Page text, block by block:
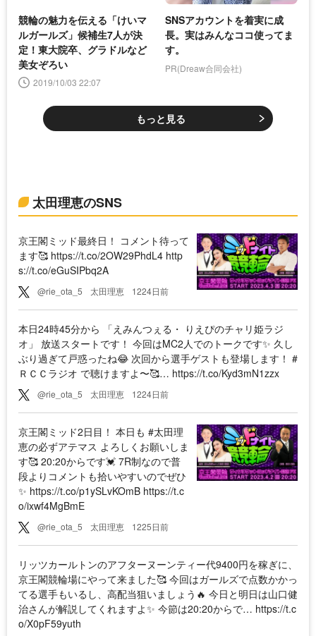
競輪の魅力を伝える「けいマ
ルガールズ」候補生7人が決
定！東大院卒、グラドルなど
美女ぞろい
2019/10/03 22:07
SNSアカウントを着実に成
長。実はみんなココ使ってま
す。
PR(Dreaw合同会社)
もっと見る
太田理恵のSNS
京王閣ミッド最終日！ コメント待って
ます🥰 https://t.co/2OW29PhdL4 http
s://t.co/eGuSIPbq2A
@rie_ota_5 太田理恵 1224日前
本日24時45分から 「えみんつぇる・ りえぴのチャリ姫ラジ
オ」 放送スタートです！ 今回はMC2人でのトークです✨ 久し
ぶり過ぎて戸惑ったね😂 次回から選手ゲストも登場します！ #
ＲＣＣラジオ で聴けますよ〜🥰… https://t.co/Kyd3mN1zzx
@rie_ota_5 太田理恵 1224日前
京王閣ミッド2日目！ 本日も #太田理
恵の必ずアテマス よろしくお願いしま
す🥰 20:20からです💓 7R制なので普
段よりコメントも拾いやすいのでぜひ
✨ https://t.co/p1ySLvKOmB https://t.c
o/ixwf4MgBmE
@rie_ota_5 太田理恵 1225日前
リッツカールトンのアフターヌーンティー代9400円を稼ぎに、
京王閣競輪場にやって来ました🥰 今回はガールズで点数かかっ
てる選手もいるし、高配当狙いましょう🔥 今日と明日は山口健
治さんが解説してくれますよ✨ 今節は20:20からで… https://t.c
o/X0pF59yuth